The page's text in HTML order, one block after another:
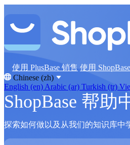
使用 PlusBase 销售 使用
Chinese (zh)
English (en) Arabic (ar) Turkish (tr)
ShopBase 帮助
探索如何做以及从我们的知识库中